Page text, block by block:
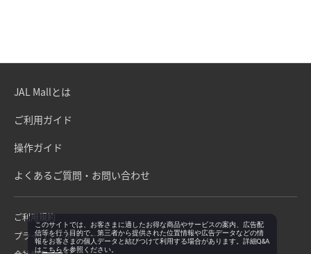
JAL Mallとは
ご利用ガイド
操作ガイド
よくあるご質問・お問い合わせ
ご利用規約
プライバシーポリシー
このサイトでは、お客さまに適したお得な商品やサービスの案内、広告配
信等を行う目的で、第三者から提供された位置情報や広告データなどの情
報をお客さまの個人データと結びつけて利用する場合があります。詳細Q&A
はこちらを参照ください。